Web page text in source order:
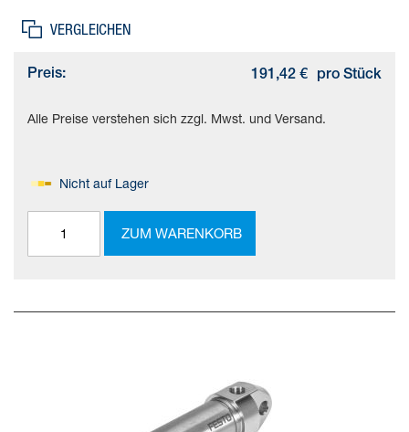
VERGLEICHEN
Preis: 191,42 € pro Stück
Alle Preise verstehen sich zzgl. Mwst. und Versand.
Nicht auf Lager
ZUM WARENKORB